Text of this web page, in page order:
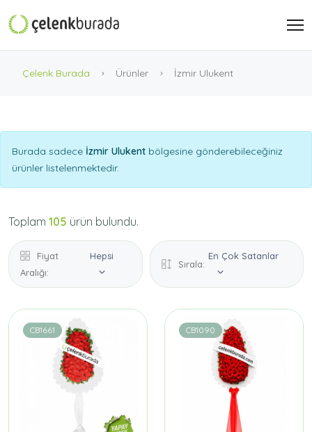
Çelenk Burada Ürünler İzmir Ulukent
Burada sadece İzmir Ulukent bölgesine gönderebileceğiniz
ürünler listelenmektedir.
Toplam 105 ürün bulundu.
Fiyat
Aralığı:
Hepsi
Sırala:
En Çok Satanlar
CB1661 CB1090